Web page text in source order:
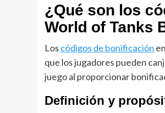
¿Qué son los
World of Tanks
Los códigos de bonificación
que los jugadores pueden
juego al proporcionar
Definición y